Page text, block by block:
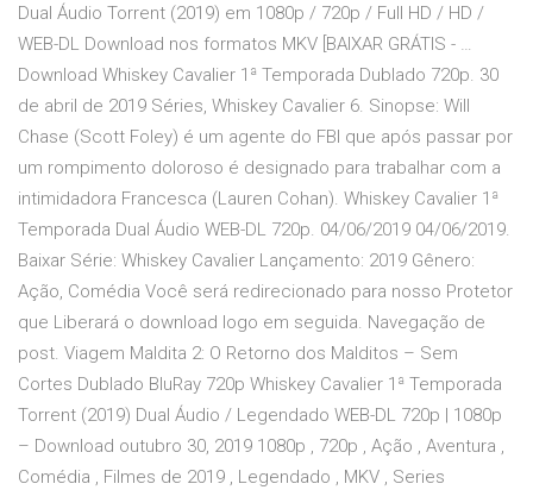
Dual Áudio Torrent (2019) em 1080p / 720p / Full HD / HD /
WEB-DL Download nos formatos MKV [BAIXAR GRÁTIS - …
Download Whiskey Cavalier 1ª Temporada Dublado 720p. 30
de abril de 2019 Séries, Whiskey Cavalier 6. Sinopse: Will
Chase (Scott Foley) é um agente do FBI que após passar por
um rompimento doloroso é designado para trabalhar com a
intimidadora Francesca (Lauren Cohan). Whiskey Cavalier 1ª
Temporada Dual Áudio WEB-DL 720p. 04/06/2019 04/06/2019.
Baixar Série: Whiskey Cavalier Lançamento: 2019 Gênero:
Ação, Comédia Você será redirecionado para nosso Protetor
que Liberará o download logo em seguida. Navegação de
post. Viagem Maldita 2: O Retorno dos Malditos – Sem
Cortes Dublado BluRay 720p Whiskey Cavalier 1ª Temporada
Torrent (2019) Dual Áudio / Legendado WEB-DL 720p | 1080p
– Download outubro 30, 2019 1080p , 720p , Ação , Aventura ,
Comédia , Filmes de 2019 , Legendado , MKV , Series